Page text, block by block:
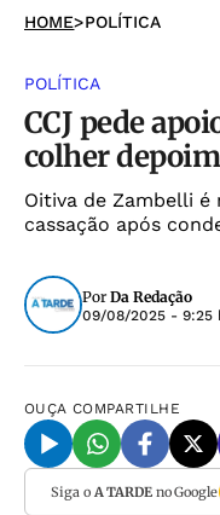
HOME>POLÍTICA
POLÍTICA
CCJ pede
colher
Oitiva de Zambelli é
cassação após
Por Da Redação
09/08/2025 - 9:25
OUÇA COMPARTILHE
Siga o A TARDEno Google